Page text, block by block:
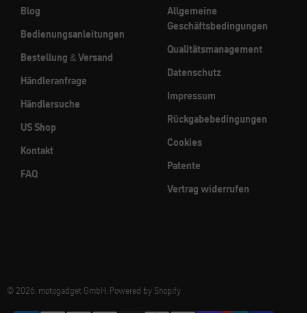
Blog
Bedienungsanleitungen
Bestellung & Versand
Händleranfrage
Händlersuche
US Shop
Kontakt
FAQ
Allgemeine
Geschäftsbedingungen
Qualitätsmanagement
Datenschutz
Impressum
Rückgabebedingungen
Cookies
Patente
Vertrag widerrufen
© 2026, motogadget GmbH. Powered by Shopify